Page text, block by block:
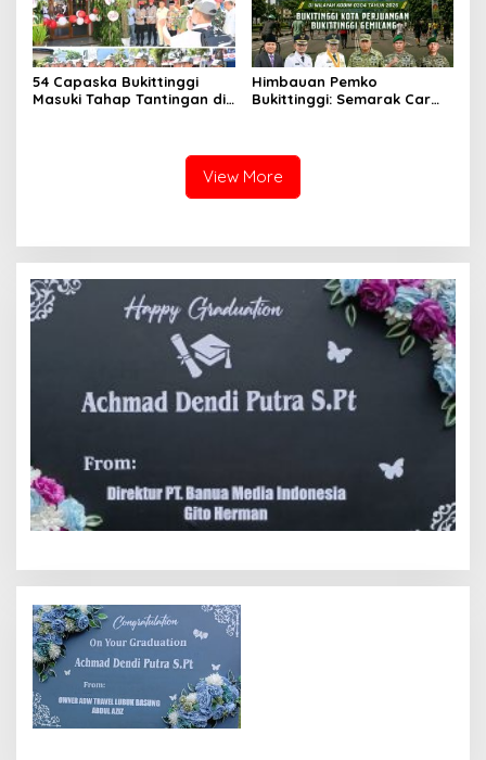
54 Capaska Bukittinggi
Masuki Tahap Tantingan di
Himbauan Pemko
Bukittinggi: Semarak Car
Imam Bonjol
View More